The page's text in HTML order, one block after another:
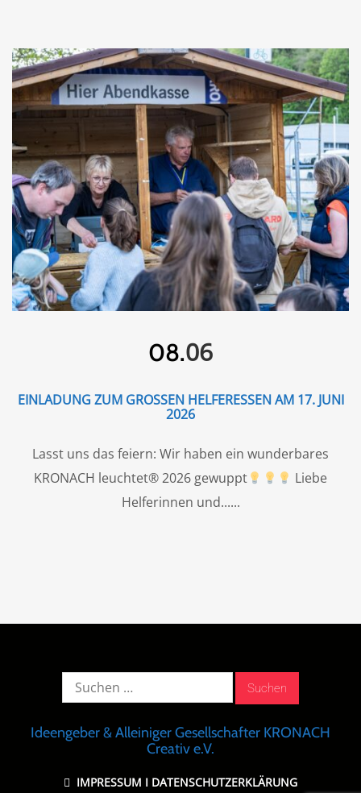
08.06
EINLADUNG ZUM GROSSEN HELFERESSEN AM 17. JUNI 2
026
Lasst uns das feiern: Wir haben ein wunderbares
KRONACH leuchtet® 2026 gewuppt
Liebe
Helferinnen und...
Suche
Ideengeber & Alleiniger Gesellschafter KRONACH
Creativ e.V.
IMPRESSUM I DATENSCHUTZERKLÄRUNG